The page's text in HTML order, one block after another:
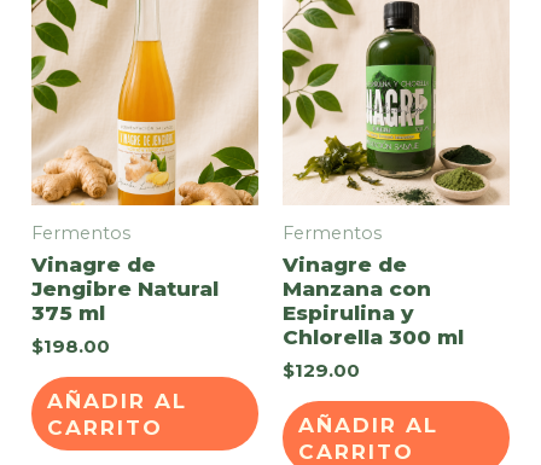
Fermentos
Vinagre de
Jengibre Natural
375 ml
$198.00
AÑADIR AL
CARRITO
Fermentos
Vinagre de
Manzana con
Espirulina y
Chlorella 300 ml
$129.00
AÑADIR AL
CARRITO